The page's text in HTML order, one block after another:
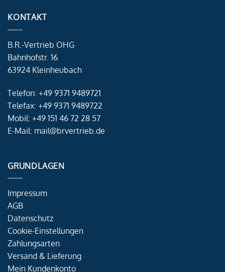
KONTAKT
B.R.-Vertrieb OHG
Bahnhofstr. 16
63924 Kleinheubach
Telefon: +49 9371 9489721
Telefax: +49 9371 9489722
Mobil: +49 151 46 72 28 57
E-Mail: mail@brvertrieb.de
GRUNDLAGEN
Impressum
AGB
Datenschutz
Cookie-Einstellungen
Zahlungsarten
Versand & Lieferung
Mein Kundenkonto